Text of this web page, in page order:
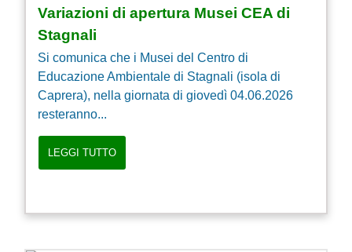
Variazioni di apertura Musei CEA di
Stagnali
Si comunica che i Musei del Centro di
Educazione Ambientale di Stagnali (isola di
Caprera), nella giornata di giovedì 04.06.2026
resteranno...
LEGGI TUTTO